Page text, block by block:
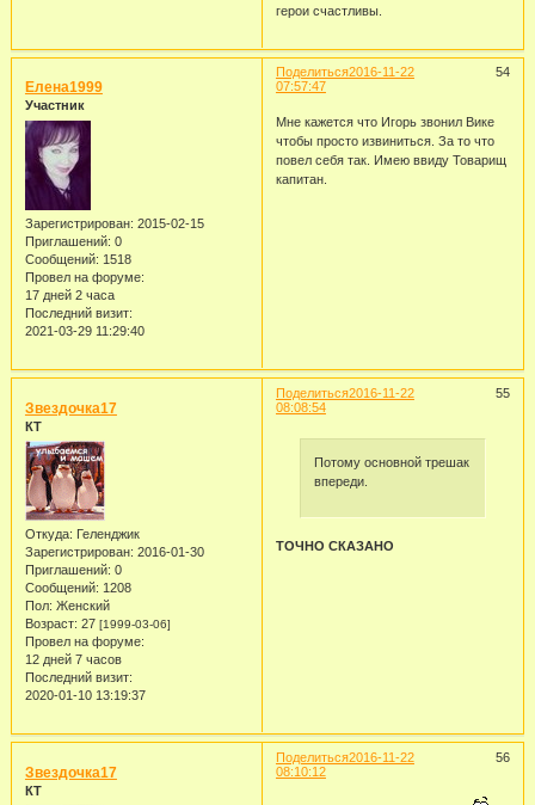
герои счастливы.
Поделиться 54
2016-11-22
07:57:47
Елена1999
Участник
Зарегистрирован: 2015-02-15
Приглашений: 0
Сообщений: 1518
Провел на форуме:
17 дней 2 часа
Последний визит:
2021-03-29 11:29:40
Мне кажется что Игорь звонил Вике
чтобы просто извиниться. За то что
повел себя так. Имею ввиду Товарищ
капитан.
Поделиться 55
2016-11-22
08:08:54
Звездочка17
КТ
Откуда: Геленджик
Зарегистрирован: 2016-01-30
Приглашений: 0
Сообщений: 1208
Пол: Женский
Возраст: 27 [1999-03-06]
Провел на форуме:
12 дней 7 часов
Последний визит:
2020-01-10 13:19:37
Потому основной трешак
впереди.
ТОЧНО СКАЗАНО
Поделиться 56
2016-11-22
08:10:12
Звездочка17
КТ